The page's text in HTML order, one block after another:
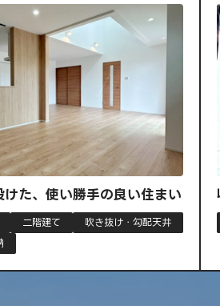
暮らしやすさを兼ね備えた平屋
平屋